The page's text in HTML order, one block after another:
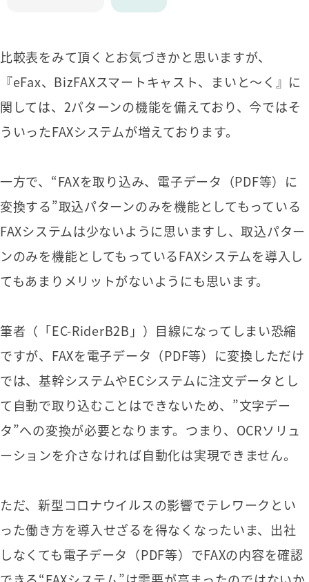
比較表をみて頂くとお気づきかと思いますが、
『eFax、BizFAXスマートキャスト、まいと～く』に
関しては、2パターンの機能を備えており、今ではそ
ういったFAXシステムが増えております。
一方で、“FAXを取り込み、電子データ（PDF等）に
変換する”取込パターンのみを機能としてもっている
FAXシステムは少ないように思いますし、取込パター
ンのみを機能としてもっているFAXシステムを導入し
てもあまりメリットがないようにも思います。
筆者（「EC-RiderB2B」）目線になってしまい恐縮
ですが、FAXを電子データ（PDF等）に変換しただけ
では、基幹システムやECシステムに注文データとし
て自動で取り込むことはできないため、”文字デー
タ”への変換が必要となります。つまり、OCRソリュ
ーションを介さなければ自動化は実現できません。
ただ、新型コロナウイルスの影響でテレワークとい
った働き方を導入せざるを得なくなったいま、出社
しなくても電子データ（PDF等）でFAXの内容を確認